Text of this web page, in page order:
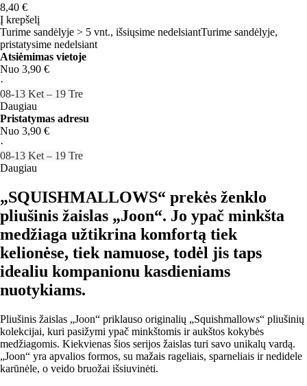
8,40 €
Į krepšelį
Turime sandėlyje > 5 vnt., išsiųsime nedelsiantTurime sandėlyje,
pristatysime nedelsiant
Atsiėmimas vietoje
Nuo 3,90 €
·
08‑13 Ket – 19 Tre
Daugiau
Pristatymas adresu
Nuo 3,90 €
·
08‑13 Ket – 19 Tre
Daugiau
„SQUISHMALLOWS“ prekės ženklo
pliušinis žaislas „Joon“. Jo ypač minkšta
medžiaga užtikrina komfortą tiek
kelionėse, tiek namuose, todėl jis taps
idealiu kompanionu kasdieniams
nuotykiams.
Pliušinis žaislas „Joon“ priklauso originalių „Squishmallows“ pliušinių
kolekcijai, kuri pasižymi ypač minkštomis ir aukštos kokybės
medžiagomis. Kiekvienas šios serijos žaislas turi savo unikalų vardą.
„Joon“ yra apvalios formos, su mažais rageliais, sparneliais ir nedidele
karūnėle, o veido bruožai išsiuvinėti.